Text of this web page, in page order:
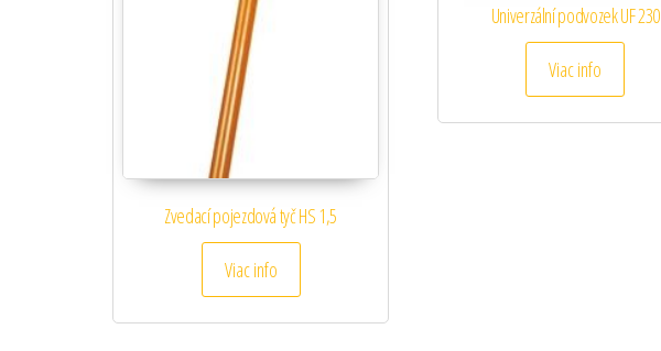
Zvedací pojezdová tyč HS 1,5
Viac info
Univerzální podvozek UF 230
Viac info